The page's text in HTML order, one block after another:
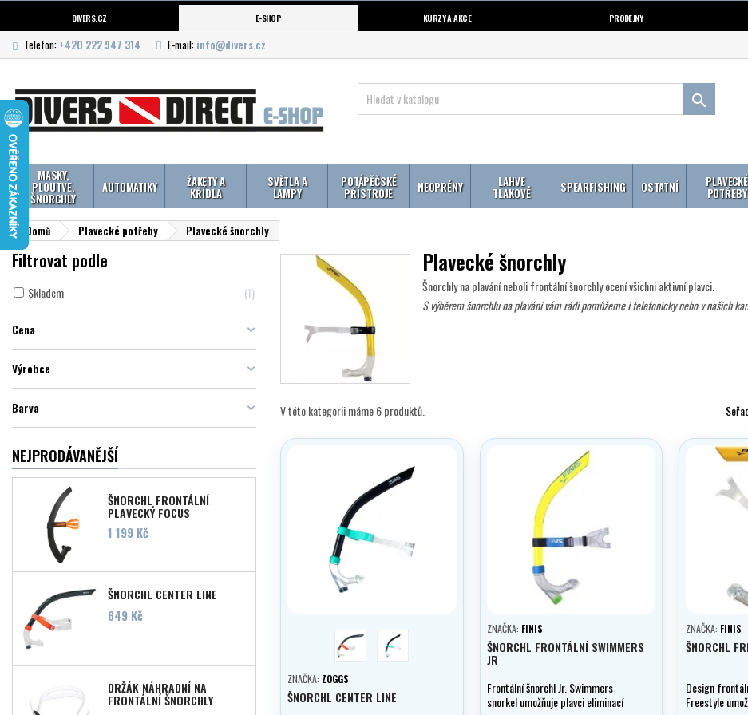
DIVERS.CZ E-SHOP KURZY A AKCE PRODEJNY
Telefon: +420 222 947 314 E-mail: info@divers.cz

MASKY,
PLOUTVE,
ŠNORCHLY
AUTOMATIKY ŽAKETY A
KŘÍDLA
SVĚTLA A
LAMPY
POTÁPĚČSKÉ
PŘÍSTROJE NEOPRÉNY LAHVE
TLAKOVÉ SPEARFISHING OSTATNÍ PLAVECKÉ
POTŘEBY
Domů Plavecké potřeby Plavecké šnorchly
Filtrovat podle
Skladem 1
Cena
Výrobce
Barva
NEJPRODÁVANĚJŠÍ
ŠNORCHL FRONTÁLNÍ
PLAVECKÝ FOCUS
Cena
1 199 Kč
ŠNORCHL CENTER LINE
Cena
649 Kč
DRŽÁK NÁHRADNÍ NA
FRONTÁLNÍ ŠNORCHLY
Plavecké šnorchly
Šnorchly na plavání neboli frontální šnorchly ocení všichni aktivní plavci.
S výběrem šnorchlu na plavání vám rádi pomůžeme i telefonicky nebo v našich
V této kategorii máme 6 produktů.
Oranžová tyrkysová
ZNAČKA: ZOGGS
ŠNORCHL CENTER LINE
ZNAČKA: FINIS
ŠNORCHL FRONTÁLNÍ SWIMMERS
JR
Frontální šnorchl Jr. Swimmers
snorkel umožňuje plavci eliminací
ZNAČKA: FINIS
ŠNORCHL
Design
Freestyle